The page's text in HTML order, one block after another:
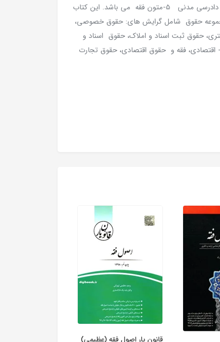
انگلیسی 2- حقوق مدنی 3-حقوق تجارت 4-آئین دادرسی مدنی 5-متون فقه می باشد. این کتاب
مجموعه حقوق شامل گرایش های: حقوق خصوصی،
حقوق ثبت اسناد و املاک، حقوق اسناد و
اقتصادی، فقه و حقوق اقتصادی، حقوق تجارت